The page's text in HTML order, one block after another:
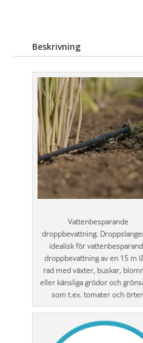
Beskrivning
Vattenbesparande
droppbevattning.
idealisk för
droppbevattning av en 15 m
rad med växter, buskar,
eller känsliga grödor och
som t.ex. tomater och